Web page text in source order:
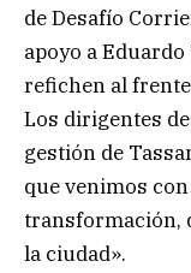
de Desafío
apoyo a
refichen al
Los dirigentes
gestión de
que venimos
transformación,
la ciudad».